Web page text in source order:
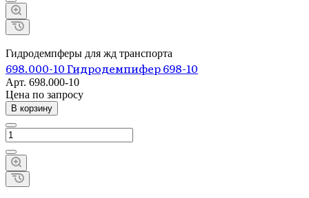
Гидродемпферы для жд транспорта
698.000-10 Гидродемпифер 698-10
Арт. 698.000-10
Цена по запросу
В корзину